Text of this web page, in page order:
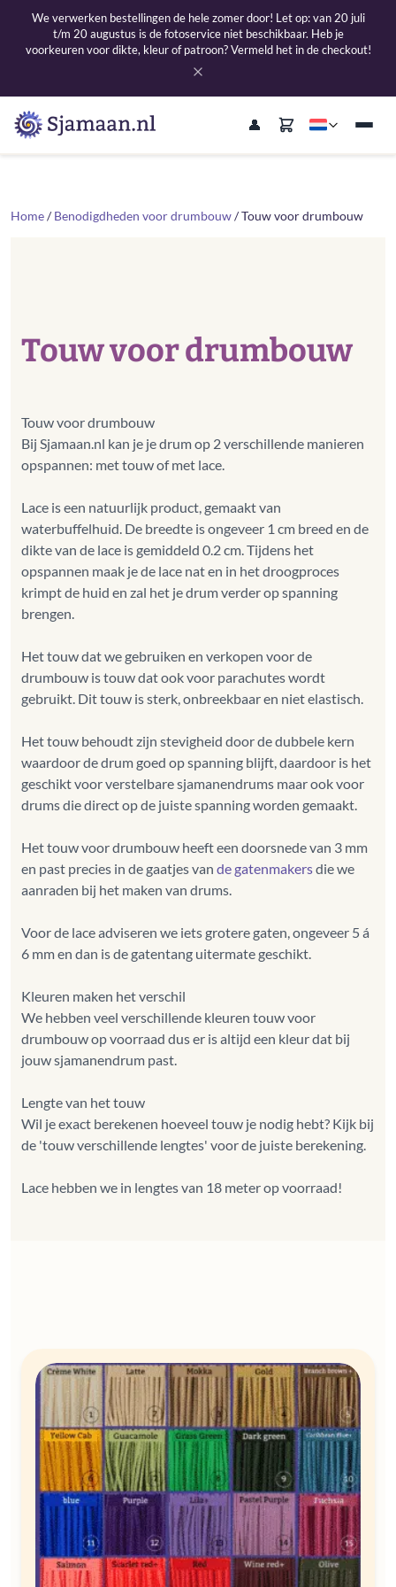
We verwerken bestellingen de hele zomer door! Let op: van 20 juli
t/m 20 augustus is de fotoservice niet beschikbaar. Heb je
voorkeuren voor dikte, kleur of patroon? Vermeld het in de checkout!
Home/Benodigdheden voor drumbouw/ Touw voor drumbouw
Touw voor drumbouw
Touw voor drumbouw
Bij Sjamaan.nl kan je je drum op 2 verschillende manieren
opspannen: met touw of met lace.
Lace is een natuurlijk product, gemaakt van
waterbuffelhuid. De breedte is ongeveer 1 cm breed en de
dikte van de lace is gemiddeld 0.2 cm. Tijdens het
opspannen maak je de lace nat en in het droogproces
krimpt de huid en zal het je drum verder op spanning
brengen.
Het touw dat we gebruiken en verkopen voor de
drumbouw is touw dat ook voor parachutes wordt
gebruikt. Dit touw is sterk, onbreekbaar en niet elastisch.
Het touw behoudt zijn stevigheid door de dubbele kern
waardoor de drum goed op spanning blijft, daardoor is het
geschikt voor verstelbare sjamanendrums maar ook voor
drums die direct op de juiste spanning worden gemaakt.
Het touw voor drumbouw heeft een doorsnede van 3 mm
en past precies in de gaatjes van de gatenmakersdie we
aanraden bij het maken van drums.
Voor de lace adviseren we iets grotere gaten, ongeveer 5 á
6 mm en dan is de gatentang uitermate geschikt.
Kleuren maken het verschil
We hebben veel verschillende kleuren touw voor
drumbouw op voorraad dus er is altijd een kleur dat bij
jouw sjamanendrum past.
Lengte van het touw
Wil je exact berekenen hoeveel touw je nodig hebt? Kijk bij
de 'touw verschillende lengtes' voor de juiste berekening.
Lace hebben we in lengtes van 18 meter op voorraad!